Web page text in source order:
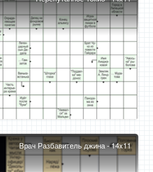
Врач Разбавитель джина - 14x11